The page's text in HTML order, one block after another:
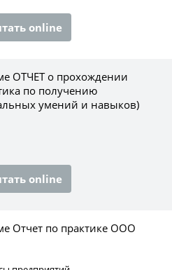
online
ОТЧЕТ о прохождении
по получению
умений и навыков)
online
Отчет по практике ООО